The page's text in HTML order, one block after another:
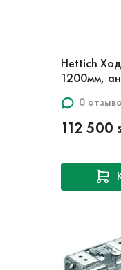
Hettich
1200мм,
0
112 500